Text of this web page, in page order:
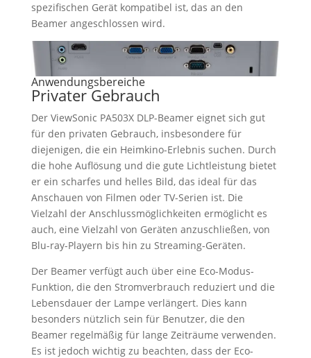
spezifischen Gerät kompatibel ist, das an den
Beamer angeschlossen wird.
Anwendungsbereiche
Privater Gebrauch
Der ViewSonic PA503X DLP-Beamer eignet sich gut
für den privaten Gebrauch, insbesondere für
diejenigen, die ein Heimkino-Erlebnis suchen. Durch
die hohe Auflösung und die gute Lichtleistung bietet
er ein scharfes und helles Bild, das ideal für das
Anschauen von Filmen oder TV-Serien ist. Die
Vielzahl der Anschlussmöglichkeiten ermöglicht es
auch, eine Vielzahl von Geräten anzuschließen, von
Blu-ray-Playern bis hin zu Streaming-Geräten.
Der Beamer verfügt auch über eine Eco-Modus-
Funktion, die den Stromverbrauch reduziert und die
Lebensdauer der Lampe verlängert. Dies kann
besonders nützlich sein für Benutzer, die den
Beamer regelmäßig für lange Zeiträume verwenden.
Es ist jedoch wichtig zu beachten, dass der Eco-